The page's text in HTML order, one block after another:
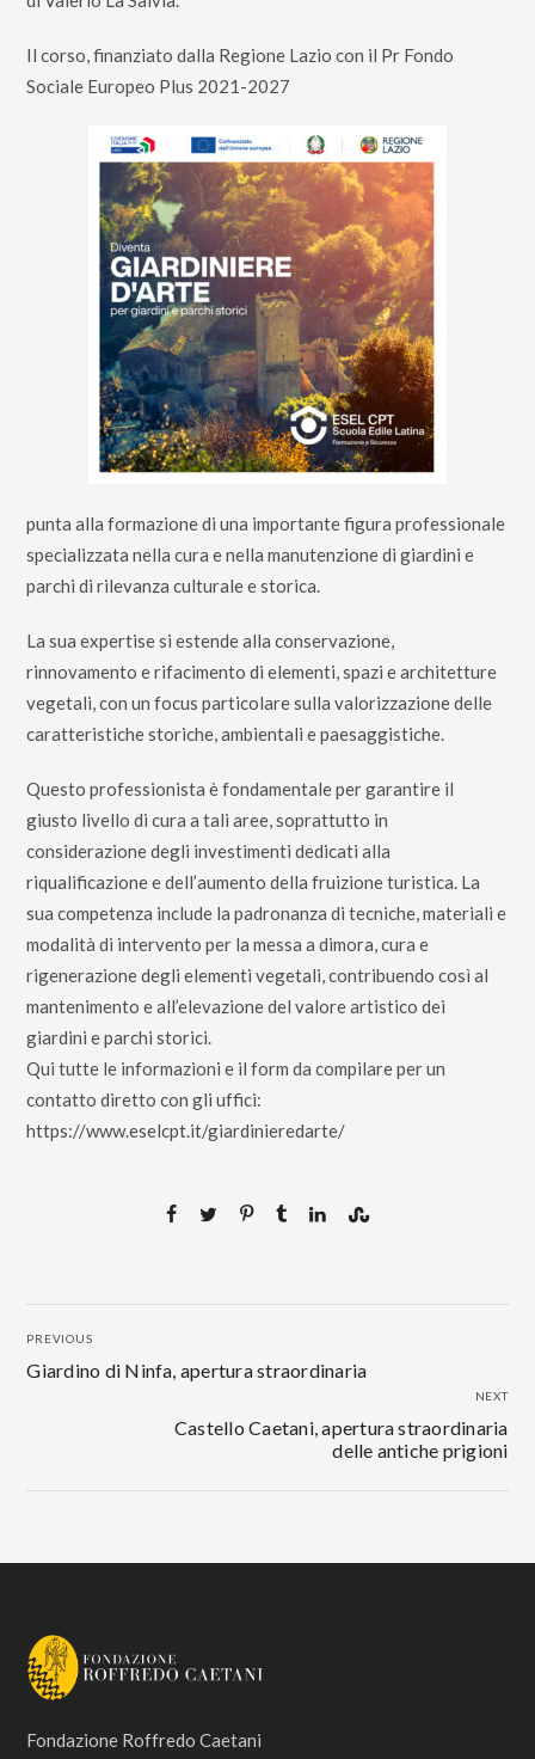
Il corso, finanziato dalla Regione Lazio con il Pr Fondo
Sociale Europeo Plus 2021-2027
punta alla formazione di una importante figura professionale
specializzata nella cura e nella manutenzione di giardini e
parchi di rilevanza culturale e storica.
La sua expertise si estende alla conservazione,
rinnovamento e rifacimento di elementi, spazi e architetture
vegetali, con un focus particolare sulla valorizzazione delle
caratteristiche storiche, ambientali e paesaggistiche.
Questo professionista è fondamentale per garantire il
giusto livello di cura a tali aree, soprattutto in
considerazione degli investimenti dedicati alla
riqualificazione e dell’aumento della fruizione turistica. La
sua competenza include la padronanza di tecniche, materiali e
modalità di intervento per la messa a dimora, cura e
rigenerazione degli elementi vegetali, contribuendo così al
mantenimento e all’elevazione del valore artistico dei
giardini e parchi storici.
Qui tutte le informazioni e il form da compilare per un
contatto diretto con gli uffici:
https://www.eselcpt.it/giardinieredarte/
PREVIOUS
Giardino di Ninfa, apertura straordinaria
NEXT
Castello Caetani, apertura straordinaria
delle antiche prigioni
Fondazione Roffredo Caetani